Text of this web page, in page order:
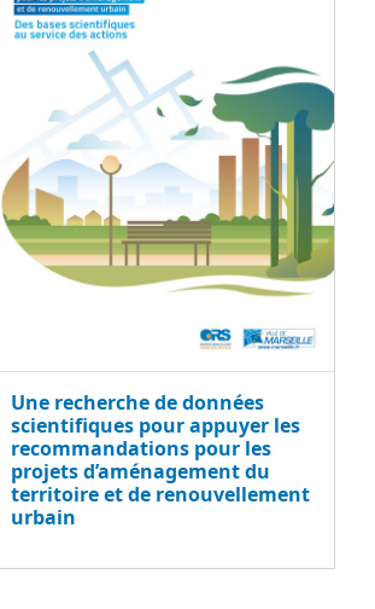
Une recherche de données
scientifiques pour appuyer les
recommandations pour les
projets d’aménagement du
territoire et de renouvellement
urbain